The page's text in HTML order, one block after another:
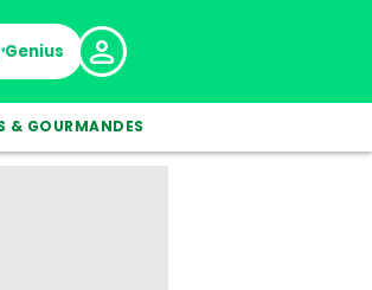
Genius
& GOURMANDES